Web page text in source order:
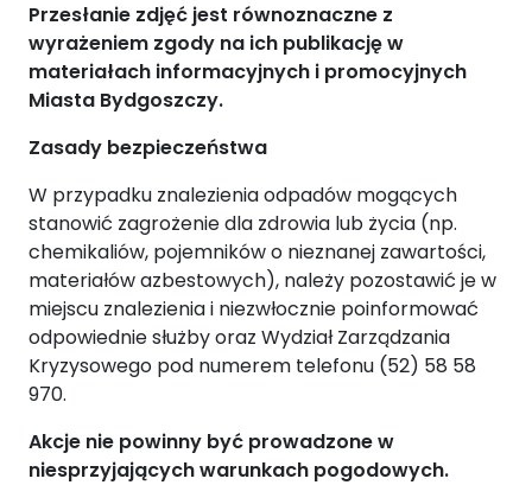
Przesłanie zdjęć jest równoznaczne z
wyrażeniem zgody na ich publikację w
materiałach informacyjnych i promocyjnych
Miasta Bydgoszczy.
Zasady bezpieczeństwa
W przypadku znalezienia odpadów mogących
stanowić zagrożenie dla zdrowia lub życia (np.
chemikaliów, pojemników o nieznanej zawartości,
materiałów azbestowych), należy pozostawić je w
miejscu znalezienia i niezwłocznie poinformować
odpowiednie służby oraz Wydział Zarządzania
Kryzysowego pod numerem telefonu (52) 58 58
970.
Akcje nie powinny być prowadzone w
niesprzyjających warunkach pogodowych.